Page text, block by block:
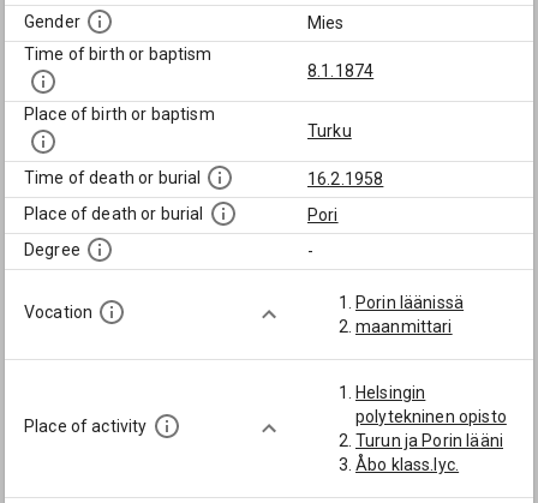
Gender
Mies
Time of birth or baptism
8.1.1874
Place of birth or baptism
Turku
Time of death or burial
16.2.1958
Place of death or burial
Pori
Degree
-
Vocation
Porin läänissä
maanmittari
Place of activity
Helsingin
polytekninen opisto
Turun ja Porin lääni
Åbo klass.lyc.